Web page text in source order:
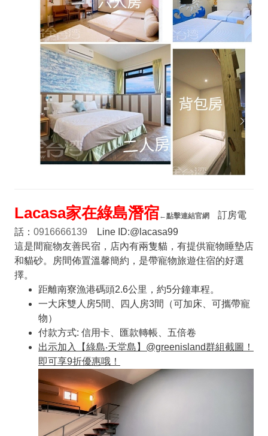
Lacasa家在綠島潛宿←點擊連結官網
訂房電
話： 0916666139 Line ID:@lacasa99
這是間寵物友善民宿，店內有兩隻貓，有提供寵物睡墊店
和貓砂。房間佈置溫馨簡約，是帶寵物旅遊住宿的好選
擇。
距離南寮漁港碼頭2.6公里，約5分鐘車程。
一大床雙人房5間、四人房3間（可加床、可攜帶寵
物）
付款方式: 信用卡、匯款轉帳、五倍卷
出示加入【綠島‧天堂島】@greenisland群組截圖！
即可享9折優惠哦！